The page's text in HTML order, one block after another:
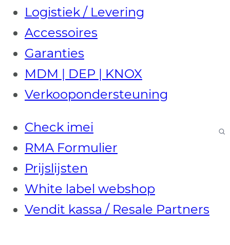
Logistiek / Levering
Accessoires
Garanties
MDM | DEP | KNOX
Verkoopondersteuning
Check imei
RMA Formulier
Prijslijsten
White label webshop
Vendit kassa / Resale Partners